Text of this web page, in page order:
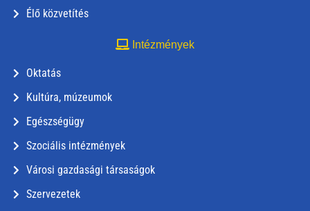
Élő közvetítés
Intézmények
Oktatás
Kultúra, múzeumok
Egészségügy
Szociális intézmények
Városi gazdasági társaságok
Szervezetek